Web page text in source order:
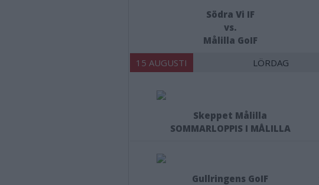
Södra Vi IF
vs.
Målilla GoIF
15 AUGUSTI LÖRDAG
Skeppet Målilla
SOMMARLOPPIS I MÅLILLA
Gullringens GoIF